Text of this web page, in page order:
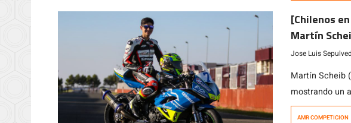
[Chilenos
Martín
Jose Luis
Martín Scheib
mostrando un
de Supersport,
AMR COMPETICION